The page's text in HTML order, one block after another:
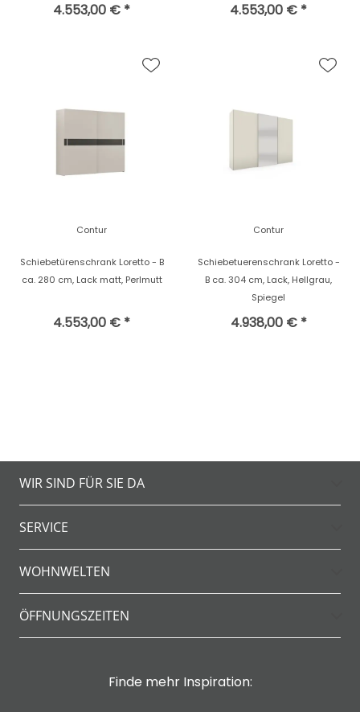
4.553,00 € * 4.553,00 € *
Contur
Schiebetürenschrank Loretto - B
ca. 280 cm, Lack matt, Perlmutt
4.553,00 € *
Contur
Schiebetuerenschrank Loretto -
B ca. 304 cm, Lack, Hellgrau,
Spiegel
4.938,00 € *
WIR SIND FÜR SIE DA
SERVICE
WOHNWELTEN
ÖFFNUNGSZEITEN
Finde mehr Inspiration: